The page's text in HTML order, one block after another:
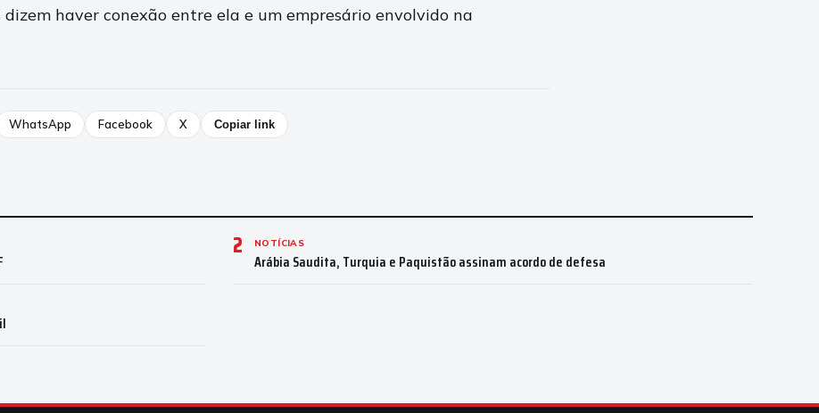
haver conexão entre ela e um empresário envolvido na
WhatsApp Facebook X Copiar link
2 NOTÍCIAS
Arábia Saudita, Turquia e Paquistão assinam acordo de defesa